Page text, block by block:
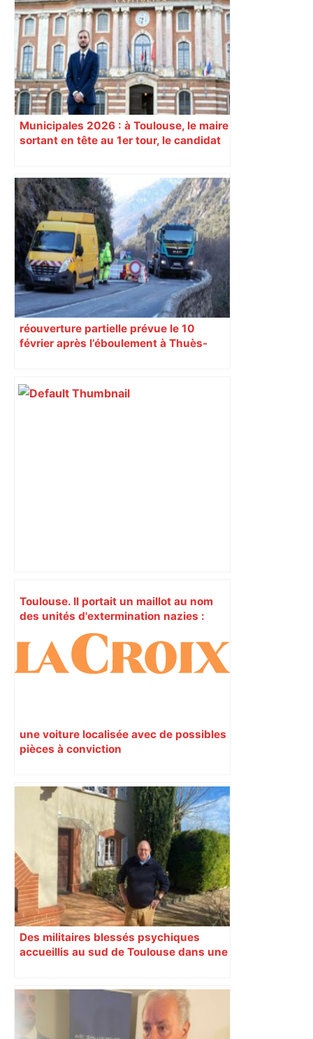
Toulouse, le candidat LFI salue "une
dynamique qui nous oblige à la
responsabilité" – Franceinfo
Municipales 2026 : à Toulouse, le maire
sortant en tête au 1er tour, le candidat
réouverture partielle prévue le 10
février après l’éboulement à Thuès-
Toulouse. Il portait un maillot au nom
des unités d'extermination nazies :
"Vous affichez : mort aux juifs !" –
Actu.fr
une voiture localisée avec de possibles
pièces à conviction
Des militaires blessés psychiques
accueillis au sud de Toulouse dans une